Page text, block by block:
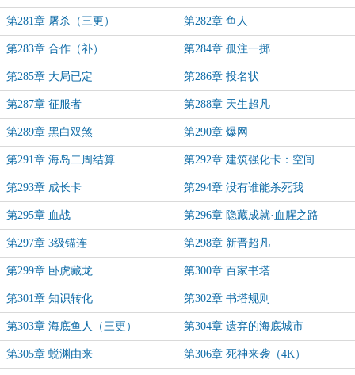
第281章 屠杀（三更） 第282章 鱼人
第283章 合作（补） 第284章 孤注一掷
第285章 大局已定 第286章 投名状
第287章 征服者 第288章 天生超凡
第289章 黑白双煞 第290章 爆网
第291章 海岛二周结算 第292章 建筑强化卡：空间
第293章 成长卡 第294章 没有谁能杀死我
第295章 血战 第296章 隐藏成就·血腥之路
第297章 3级锚连 第298章 新晋超凡
第299章 卧虎藏龙 第300章 百家书塔
第301章 知识转化 第302章 书塔规则
第303章 海底鱼人（三更） 第304章 遗弃的海底城市
第305章 蜕渊由来 第306章 死神来袭（4K）